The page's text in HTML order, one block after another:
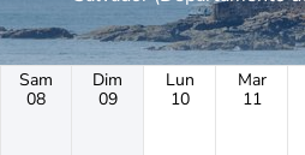
Sam
08
Dim
09
Lun
10
Mar
11